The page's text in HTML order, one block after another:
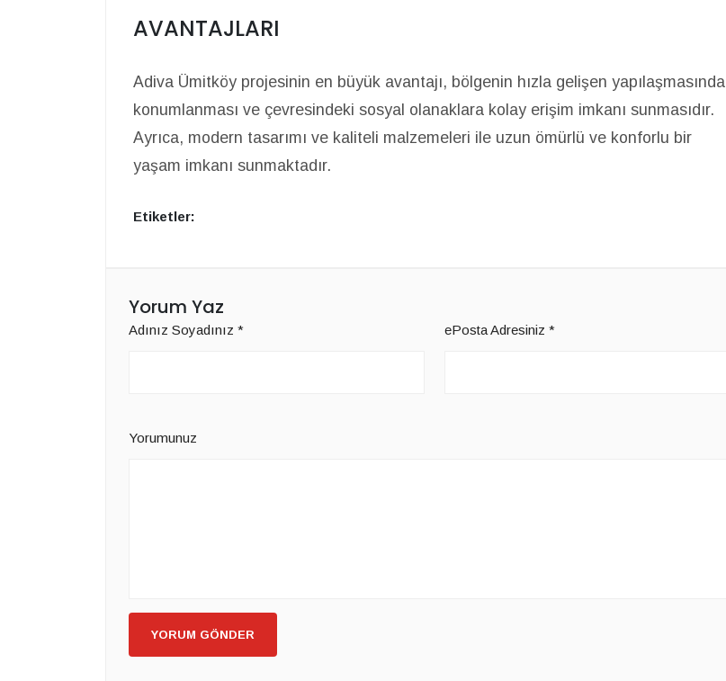
AVANTAJLARI
Adiva Ümitköy projesinin en büyük avantajı, bölgenin hızla gelişen yapılaşmasında
konumlanması ve çevresindeki sosyal olanaklara kolay erişim imkanı sunmasıdır.
Ayrıca, modern tasarımı ve kaliteli malzemeleri ile uzun ömürlü ve konforlu bir
yaşam imkanı sunmaktadır.
Etiketler:
Yorum Yaz
Adınız Soyadınız * ePosta Adresiniz *
Yorumunuz
YORUM GÖNDER